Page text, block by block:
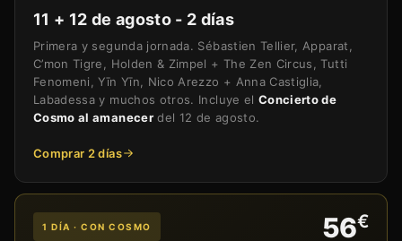
11 + 12 de agosto - 2 días
Primera y segunda jornada. Sébastien Tellier, Apparat,
C’mon Tigre, Holden & Zimpel + The Zen Circus, Tutti
Fenomeni, Yīn Yīn, Nico Arezzo + Anna Castiglia,
Labadessa y muchos otros. Incluye el Concierto de
Cosmo al amanecerdel 12 de agosto.
Comprar 2 días
1 DÍA · CON COSMO 56€